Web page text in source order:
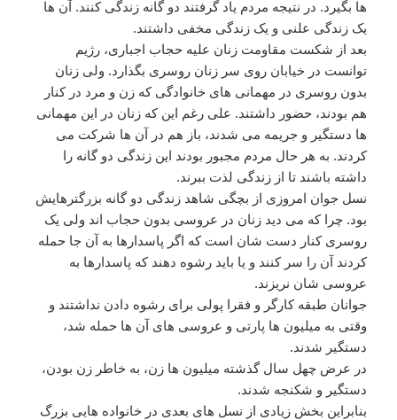
ها بگیرد. در نتیجه مردم یاد گرفتند دو گانه زندگی کنند. آن ها
یک زندگی علنی و یک زندگی مخفی داشتند.
بعد از شکست مقاومت زنان علیه حجاب اجباری، رژیم
توانست در خیابان روی سر زنان روسری بگذارد. ولی زنان
بدون روسری در مهمانی های خانوادگی که زن و مرد در کنار
هم بودند، حضور داشتند. علی رغم این که زنان در این مهمانی
ها دستگیر و جریمه می شدند، باز هم در آن ها شرکت می
کردند. به هر حال مردم مجبور بودند این زندگی دو گانه را
داشته باشند تا از زندگی لذت ببرند.
نسل جوان امروزی از بچگی شاهد زندگی دو گانه بزرگترهایش
بود. چرا که می دید زنان در عروسی بدون حجاب اند ولی یک
روسری کنار دست شان است که اگر پاسدارها به آن جا حمله
کردند آن را سر کنند و یا باید رشوه دهند که پاسدارها به
عروسی شان نریزند.
جوانان طبقه کارگر و فقرا پولی برای رشوه دادن نداشتند و
وقتی به میلیون ها پارتی و عروسی های آن ها حمله شد،
دستگیر شدند.
در عرض چهل سال گذشته میلیون ها زن، به خاطر زن بودن،
دستگیر و شکنجه شدند.
بنابراین بخش زیادی از نسل های بعدی در خانواده هایی بزرگ